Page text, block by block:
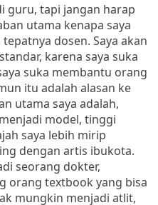
guru, tapi jangan harap
utama kenapa saya
dosen. Saya akan
karena saya suka
suka membantu orang
itu adalah alasan ke
utama saya adalah,
model, tinggi
saya lebih mirip
dengan artis ibukota.
seorang dokter,
orang textbook yang bisa
mungkin menjadi atlit,